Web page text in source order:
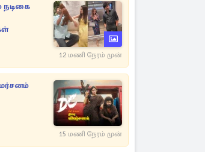
நடிகை
12 மணி நேரம் முன்
15 மணி நேரம் முன்